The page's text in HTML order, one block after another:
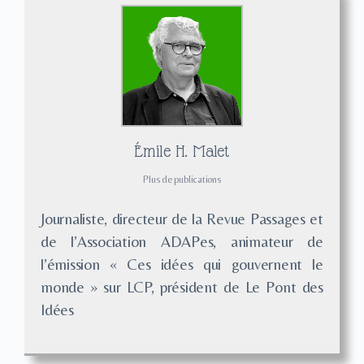
Émile H. Malet
Plus de publications
Journaliste, directeur de la Revue Passages et
de l’Association ADAPes, animateur de
l’émission « Ces idées qui gouvernent le
monde » sur LCP, président de Le Pont des
Idées